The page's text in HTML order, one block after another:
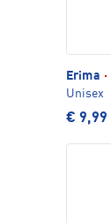
Erima ·
Unisex
€ 9,99